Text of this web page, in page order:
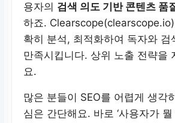
용자의 검색 의도 기반 콘텐츠 품
하죠.
확히 분석, 최적화하여 독자와 검
만족시킵니다. 상위 노출 전략을
요.
많은 분들이 SEO를 어렵게 생각
심은 간단해요. 바로 ‘사용자가